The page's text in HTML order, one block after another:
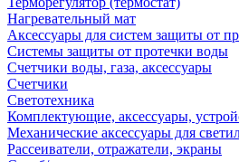
Нагревательный мат
Аксессуары для систем защиты от
Системы защиты от протечки воды
Счетчики воды, газа, аксессуары
Счетчики
Светотехника
Комплектующие, аксессуары,
Механические аксессуары для
Рассеиватели, отражатели, экраны